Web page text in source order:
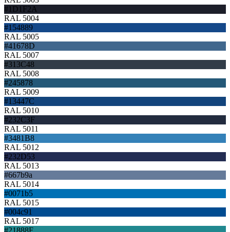
#1D1F2A
RAL 5004
#154889
RAL 5005
#41678D
RAL 5007
#313C48
RAL 5008
#245878
RAL 5009
#13447C
RAL 5010
#232C3F
RAL 5011
#3481B8
RAL 5012
#232D53
RAL 5013
#667b9a
RAL 5014
#0071b5
RAL 5015
#004c91
RAL 5017
#21888F